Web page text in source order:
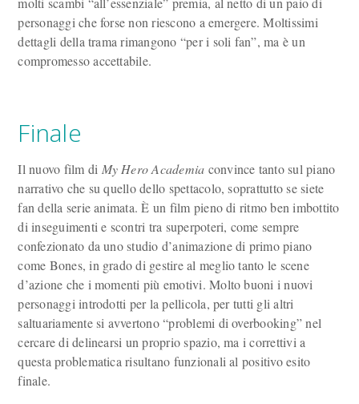
personaggi che forse non riescono a emergere. Moltissimi
dettagli della trama rimangono “per i soli fan”, ma è un
compromesso accettabile.
Finale
Il nuovo film di My Hero Academia convince tanto sul piano
narrativo che su quello dello spettacolo, soprattutto se siete
fan della serie animata. È un film pieno di ritmo ben imbottito
di inseguimenti e scontri tra superpoteri, come sempre
confezionato da uno studio d’animazione di primo piano
come Bones, in grado di gestire al meglio tanto le scene
d’azione che i momenti più emotivi. Molto buoni i nuovi
personaggi introdotti per la pellicola, per tutti gli altri
saltuariamente si avvertono “problemi di overbooking” nel
cercare di delinearsi un proprio spazio, ma i correttivi a
questa problematica risultano funzionali al positivo esito
finale.